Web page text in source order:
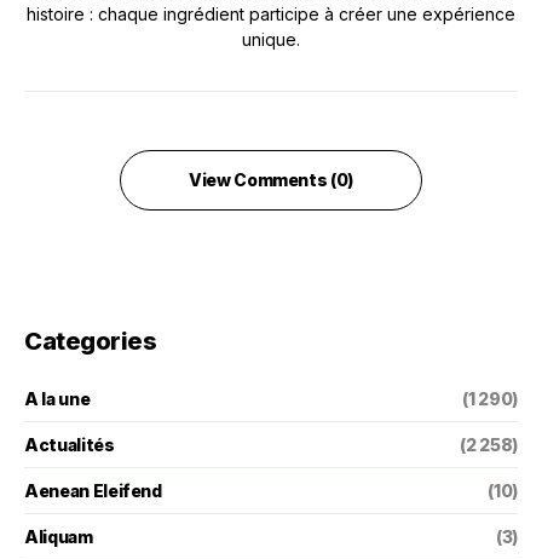
histoire : chaque ingrédient participe à créer une expérience
unique.
View Comments (0)
Categories
A la une (1 290)
Actualités (2 258)
Aenean Eleifend (10)
Aliquam (3)